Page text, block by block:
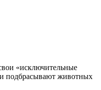
«исключительные
подбрасывают животных